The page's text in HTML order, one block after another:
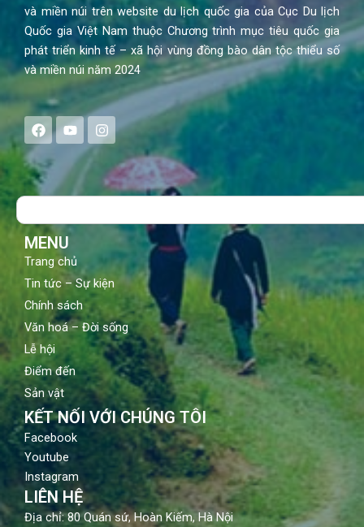
và miền núi trên website du lịch quốc gia của Cục Du lịch
Quốc gia Việt Nam thuộc Chương trình mục tiêu quốc gia
phát triển kinh tế – xã hội vùng đồng bào dân tộc thiểu số
và miền núi năm 2024
F
a
e
b
o
Y
o
t
u
b
I
n
s
a
g
Search
MENU
Trang chủ
Tin tức – Sự kiện
Chính sách
Văn hoá – Đời sống
Lễ hội
Điểm đến
Sản vật
KẾT NỐI VỚI CHÚNG TÔI
Facebook
Youtube
Instagram
LIÊN HỆ
Địa chỉ: 80 Quán sứ, Hoàn Kiếm, Hà Nội